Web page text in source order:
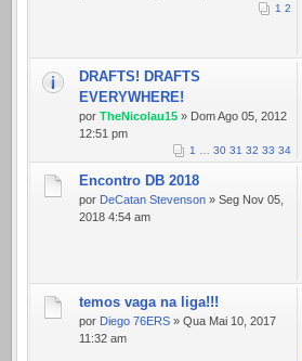
1 2
DRAFTS! DRAFTS
EVERYWHERE!
por TheNicolau15 » Dom Ago 05, 2012
12:51 pm
1 … 30 31 32 33 34
Encontro DB 2018
por DeCatan Stevenson » Seg Nov 05,
2018 4:54 am
temos vaga na liga!!!
por Diego 76ERS » Qua Mai 10, 2017
11:32 am